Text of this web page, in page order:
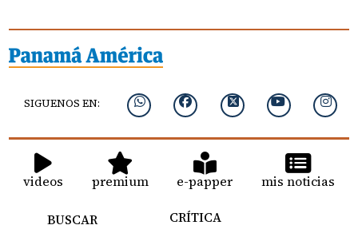
SIGUENOS EN:
videos premium e-papper mis noticias
BUSCAR
CRÍTICA